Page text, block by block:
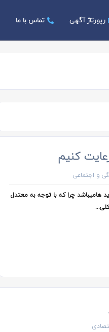
رپورتاژ آگهی تماس با ما
کنیم
و اجتماعی
چرا که با توجه به معتدل